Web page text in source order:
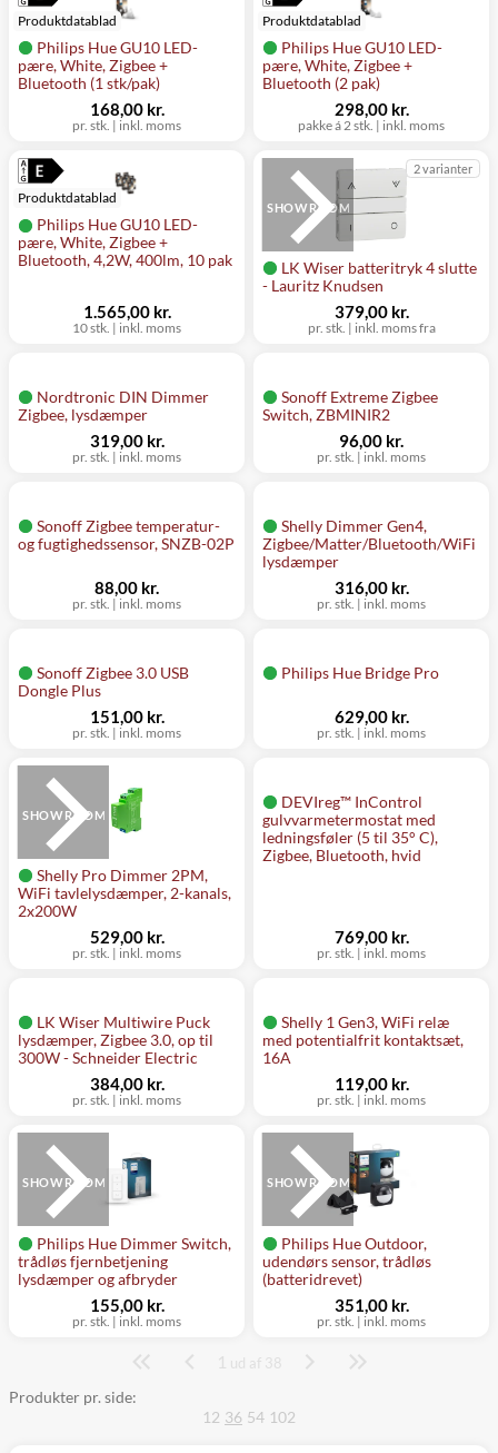
Philips Hue GU10 LED-
pære, White, Zigbee +
Bluetooth (1 stk/pak)
Produktdatablad
pr. stk. | inkl. moms
168,00 kr.
Philips Hue GU10 LED-
pære, White, Zigbee +
Bluetooth (2 pak)
Produktdatablad
pakke á 2 stk. | inkl. moms
298,00 kr.
Philips Hue GU10 LED-
pære, White, Zigbee +
Bluetooth, 4,2W, 400lm, 10 pak
Produktdatablad
10 stk. | inkl. moms
1.565,00 kr.
LK Wiser batteritryk 4 slutte
- Lauritz Knudsen
2 varianter
SHOWROOM
pr. stk. | inkl. moms fra
379,00 kr.
Nordtronic DIN Dimmer
Zigbee, lysdæmper
pr. stk. | inkl. moms
319,00 kr.
Sonoff Extreme Zigbee
Switch, ZBMINIR2
pr. stk. | inkl. moms
96,00 kr.
Sonoff Zigbee temperatur-
og fugtighedssensor, SNZB-02P
pr. stk. | inkl. moms
88,00 kr.
Shelly Dimmer Gen4,
Zigbee/Matter/Bluetooth/WiFi
lysdæmper
pr. stk. | inkl. moms
316,00 kr.
Sonoff Zigbee 3.0 USB
Dongle Plus
pr. stk. | inkl. moms
151,00 kr.
Philips Hue Bridge Pro
pr. stk. | inkl. moms
629,00 kr.
Shelly Pro Dimmer 2PM,
WiFi tavlelysdæmper, 2-kanals,
2x200W
SHOWROOM
pr. stk. | inkl. moms
529,00 kr.
DEVIreg™ InControl
gulvvarmetermostat med
ledningsføler (5 til 35° C),
Zigbee, Bluetooth, hvid
pr. stk. | inkl. moms
769,00 kr.
LK Wiser Multiwire Puck
lysdæmper, Zigbee 3.0, op til
300W - Schneider Electric
pr. stk. | inkl. moms
384,00 kr.
Shelly 1 Gen3, WiFi relæ
med potentialfrit kontaktsæt,
16A
pr. stk. | inkl. moms
119,00 kr.
Philips Hue Dimmer Switch,
trådløs fjernbetjening
lysdæmper og afbryder
SHOWROOM
pr. stk. | inkl. moms
155,00 kr.
Philips Hue Outdoor,
udendørs sensor, trådløs
(batteridrevet)
SHOWROOM
pr. stk. | inkl. moms
351,00 kr.
Side
1 ud af 38
Produkter pr. side:
12 36 54 102